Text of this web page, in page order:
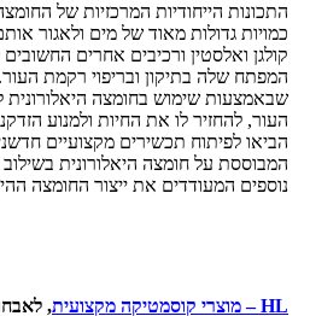
הייחודיות המרכזיות של החומצה
גדולות מאוד של מים ולאגור אותם;
ואלסטין ורכיבים אחרים החשובים
שלה בתיקון ובריפוי רקמת העור.
שימוש בחומצה היאלורונית
לו את החיות ולמנוע הזדקנות
תכשירים מקצועיים חדשניים, כגון
על חומצה היאלורונית בשילוב עם
המעודדים את ייצור החומצה
, לאבחון עור